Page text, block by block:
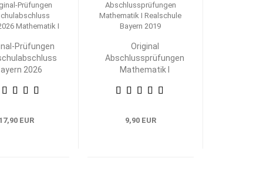
Prüfungen
2026
EUR
Original
Abschlussprüfungen
Mathematik I
9,90 EUR